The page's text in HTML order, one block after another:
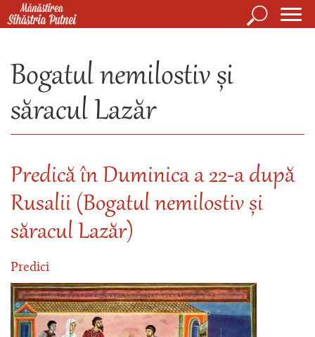
Mergi la conţinutul principal
Căutare
Bogatul nemilostiv și
săracul Lazăr
Predică în Duminica a 22-a după
Rusalii (Bogatul nemilostiv și
săracul Lazăr)
Predici